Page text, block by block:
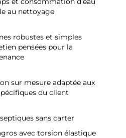
au nettoyage
robustes et simples
pensées pour la
sur mesure adaptée aux
du client
sans carter
avec torsion élastique